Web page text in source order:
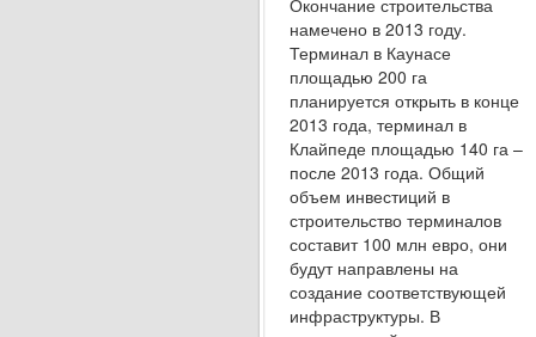
Окончание строительства
намечено в 2013 году.
Терминал в Каунасе
площадью 200 га
планируется открыть в конце
2013 года, терминал в
Клайпеде площадью 140 га –
после 2013 года. Общий
объем инвести­ций в
строительство терминалов
составит 100 млн евро, они
будут направлены на
создание со­ответствующей
инфраструктуры. В